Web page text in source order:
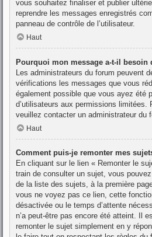
vous souhaitez finaliser et publier
reprendre les messages enregistrés
panneau de contrôle de l’utilisateur.
Haut
Pourquoi mon message a-t-il besoin
Les administrateurs du forum peuvent
vérifications les messages que vous
également possible que vous ayez été
d’utilisateurs aux permissions limitées.
veuillez contacter un administrateur du
Haut
Comment puis-je remonter mes
En cliquant sur le lien « Remonter le
train de consulter un sujet, vous
de la liste des sujets, à la première
vous ne voyez pas ce lien, cette
désactivée ou le temps d’attente
n’a peut-être pas encore été atteint. Il
remonter le sujet simplement en y